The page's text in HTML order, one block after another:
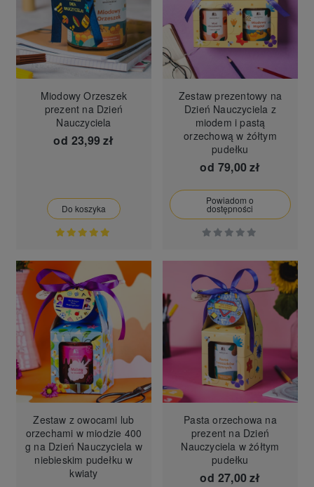
Miodowy Orzeszek
prezent na Dzień
Nauczyciela
od 23,99 zł
Do koszyka
Zestaw prezentowy na
Dzień Nauczyciela z
miodem i pastą
orzechową w żółtym
pudełku
od 79,00 zł
Powiadom o
dostępności
Zestaw z owocami lub
orzechami w miodzie 400
g na Dzień Nauczyciela w
niebieskim pudełku w
kwiaty
Pasta orzechowa na
prezent na Dzień
Nauczyciela w żółtym
pudełku
od 27,00 zł